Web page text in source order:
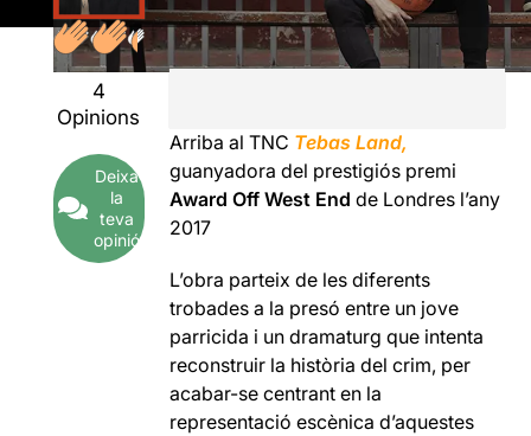
4
Opinions
Deixa
la
teva
opinió
Arriba al TNC Tebas Land,
guanyadora del prestigiós premi
Award Off West End de Londres l’any
2017
L’obra parteix de les diferents
trobades a la presó entre un jove
parricida i un dramaturg que intenta
reconstruir la història del crim, per
acabar-se centrant en la
representació escènica d’aquestes